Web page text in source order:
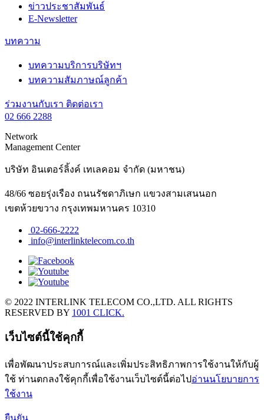
ข่าวประชาสัมพันธ์
E-Newsletter
บทความ
บทความบริการบริษัทฯ
บทความสัมภาษณ์ลูกค้า
ร่วมงานกับเรา ติดต่อเรา
02 666 2288
Network
Management Center
บริษัท อินเตอร์ลิ้งค์ เทเลคอม จำกัด (มหาชน)
48/66 ซอยรุ่งเรือง ถนนรัชดาภิเษก แขวงสามเสนนอก
เขตห้วยขวาง กรุงเทพมหานคร 10310
02-666-2222
info@interlinktelecom.co.th
© 2022 INTERLINK TELECOM CO.,LTD. ALL RIGHTS
RESERVED BY 1001 CLICK.
เว็บไซต์นี้ใช้คุกกี้
เพื่อพัฒนาประสบการณ์และเพิ่มประสิทธิภาพการใช้งานให้กับผู้
ใช้ ท่านตกลงใช้คุกกี้เพื่อใช้งานเว็บไซต์นี้ต่อไปอ่านนโยบายการ
ใช้งาน